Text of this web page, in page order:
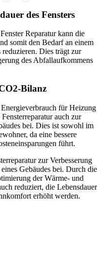
des Fensters
Reparatur kann die
somit den Bedarf an einem
reduzieren. Dies trägt zur
des Abfallaufkommens
Bilanz
für Heizung
auch zur
bei. Dies ist sowohl im
da eine bessere
führt.
zur Verbesserung
Gebäudes bei. Durch die
der Wärme- und
reduziert, die Lebensdauer
erhöht werden.